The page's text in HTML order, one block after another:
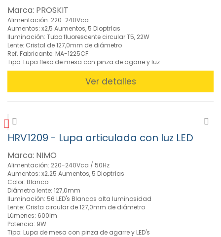
Marca: PROSKIT
Alimentación: 220-240Vca
Aumentos: x2,5 Aumentos, 5 Dioptrías
Iluminación: Tubo fluorescente circular T5, 22W
Lente: Cristal de 127,0mm de diámetro
Ref. Fabricante: MA-1225CF
Tipo: Lupa flexo de mesa con pinza de agarre y luz
Ver detalles
HRV1209 - Lupa articulada con luz LED
Marca: NIMO
Alimentación: 220-240Vca / 50Hz
Aumentos: x2.25 Aumentos, 5 Dioptrías
Color: Blanco
Diámetro lente: 127,0mm
Iluminación: 56 LED's Blancos alta luminosidad
Lente: Crista circular de 127,0mm de diámetro
Lúmenes: 600lm
Potencia: 9W
Tipo: Lupa de mesa con pinza de agarre y LED's